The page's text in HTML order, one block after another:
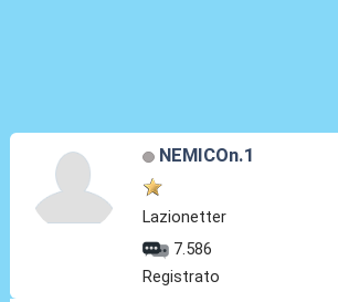
NEMICOn.1
Lazionetter
7.586
Registrato